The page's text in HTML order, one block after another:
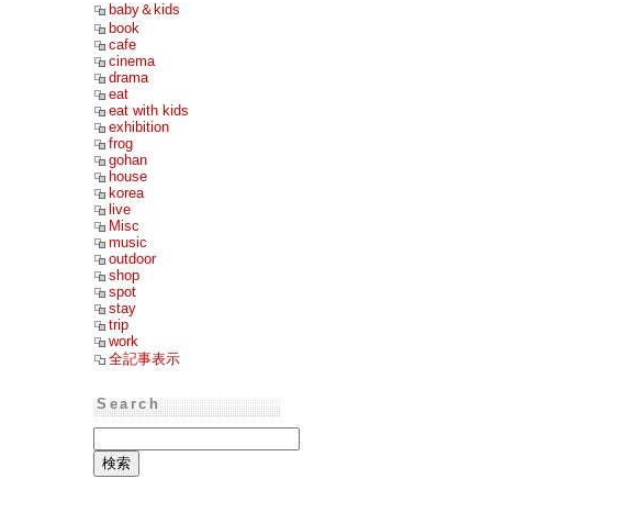
baby＆kids
book
cafe
cinema
drama
eat
eat with kids
exhibition
frog
gohan
house
korea
live
Misc
music
outdoor
shop
spot
stay
trip
work
全記事表示
Search